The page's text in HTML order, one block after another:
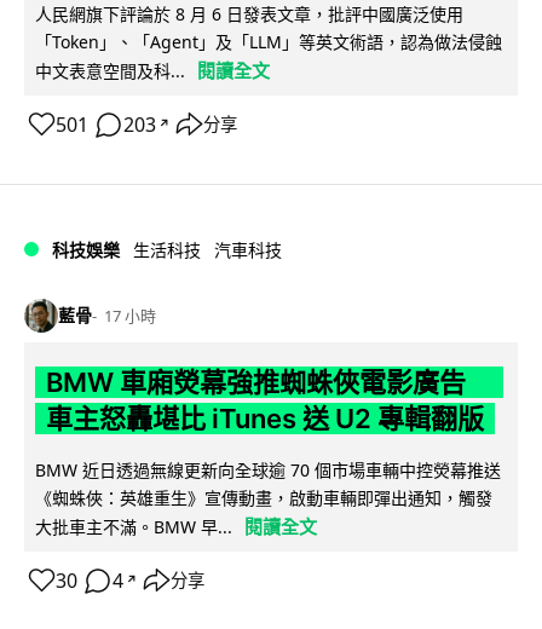
人民網旗下評論於 8 月 6 日發表文章，批評中國廣泛使用
「Token」、「Agent」及「LLM」等英文術語，認為做法侵蝕
中文表意空間及科...
閱讀全文
501 203 ↗ 分享
科技娛樂 生活科技 汽車科技
藍骨 17 小時
BMW 車廂熒幕強推蜘蛛俠電影廣告
車主怒轟堪比 iTunes 送 U2 專輯翻版
BMW 近日透過無線更新向全球逾 70 個市場車輛中控熒幕推送
《蜘蛛俠：英雄重生》宣傳動畫，啟動車輛即彈出通知，觸發
大批車主不滿。BMW 早...
閱讀全文
30 4 ↗ 分享